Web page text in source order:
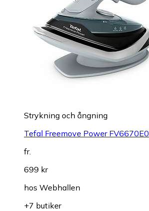
Strykning och ångning
Tefal Freemove Power FV6670E0
fr.
699 kr
hos Webhallen
+7 butiker